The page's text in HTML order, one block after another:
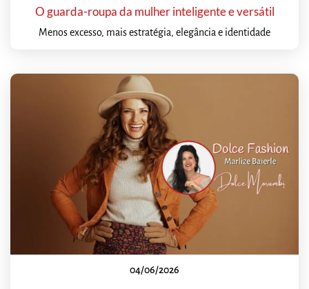
O guarda-roupa da mulher inteligente e versátil
Menos excesso, mais estratégia, elegância e identidade
04/06/2026